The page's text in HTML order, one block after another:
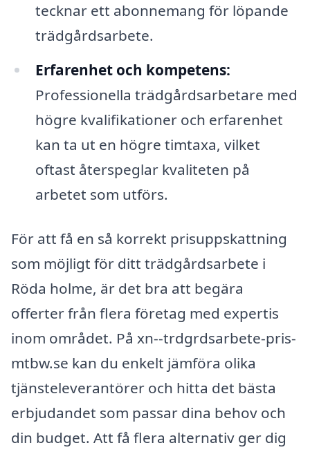
tecknar ett abonnemang för löpande
trädgårdsarbete.
Erfarenhet och kompetens:
Professionella trädgårdsarbetare med
högre kvalifikationer och erfarenhet
kan ta ut en högre timtaxa, vilket
oftast återspeglar kvaliteten på
arbetet som utförs.
För att få en så korrekt prisuppskattning
som möjligt för ditt trädgårdsarbete i
Röda holme, är det bra att begära
offerter från flera företag med expertis
inom området. På xn--trdgrdsarbete-pris-
mtbw.se kan du enkelt jämföra olika
tjänsteleverantörer och hitta det bästa
erbjudandet som passar dina behov och
din budget. Att få flera alternativ ger dig